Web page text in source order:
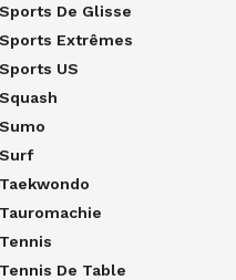
Sports De Glisse
Sports Extrêmes
Sports US
Squash
Sumo
Surf
Taekwondo
Tauromachie
Tennis
Tennis De Table